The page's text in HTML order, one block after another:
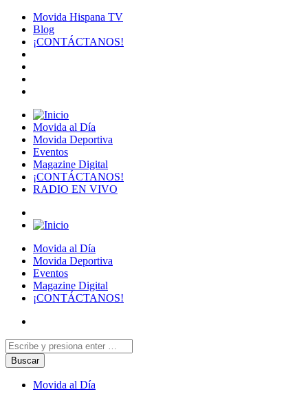
Movida Hispana TV
Blog
¡CONTÁCTANOS!
Movida al Día
Movida Deportiva
Eventos
Magazine Digital
¡CONTÁCTANOS!
RADIO EN VIVO
Movida al Día
Movida Deportiva
Eventos
Magazine Digital
¡CONTÁCTANOS!
Movida al Día